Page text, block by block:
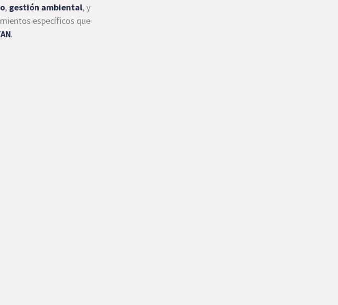
, gestión ambiental, y
específicos que
.